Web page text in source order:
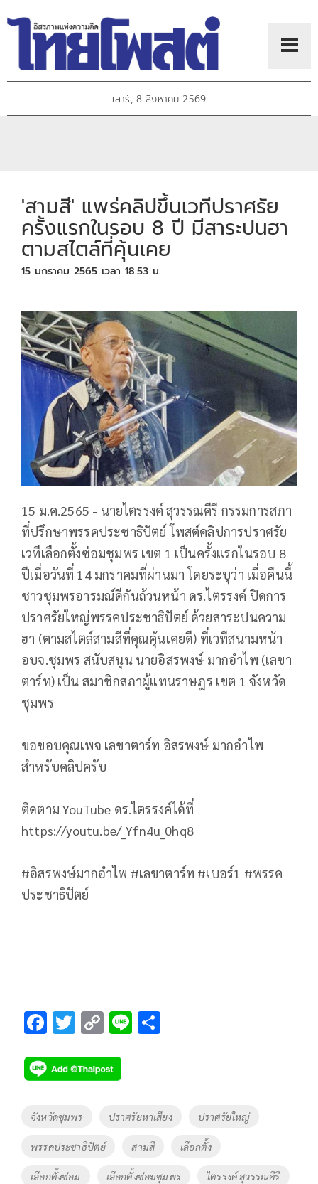
เสาร์, 8 สิงหาคม 2569
'สามสี' แพร่คลิปขึ้นเวทีปราศรัย
ครั้งแรกในรอบ 8 ปี มีสาระปนฮา
ตามสไตล์ที่คุ้นเคย
15 มกราคม 2565 เวลา 18:53 น.
15 ม.ค.2565 - นายไตรรงค์ สุวรรณคีรี กรรมการสภา
ที่ปรึกษาพรรคประชาธิปัตย์ โพสต์คลิปการปราศรัย
เวทีเลือกตั้งซ่อมชุมพร เขต 1 เป็นครั้งแรกในรอบ 8
ปีเมื่อวันที่ 14 มกราคมที่ผ่านมา โดยระบุว่า เมื่อคืนนี้
ชาวชุมพรอารมณ์ดีกันถ้วนหน้า ดร.ไตรรงค์ ปิดการ
ปราศรัยใหญ่พรรคประชาธิปัตย์ ด้วยสาระปนความ
ฮา (ตามสไตล์สามสีที่คุณคุ้นเคยดี) ที่เวทีสนามหน้า
อบจ.ชุมพร สนับสนุน นายอิสรพงษ์ มากอำไพ (เลขา
ตาร์ท) เป็น สมาชิกสภาผู้แทนราษฎร เขต 1 จังหวัด
ชุมพร
ขอขอบคุณเพจ เลขาตาร์ท อิสรพงษ์ มากอำไพ
สำหรับคลิปครับ
ติดตาม YouTube ดร.ไตรรงค์ได้ที่
https://youtu.be/_Yfn4u_0hq8
#อิสรพงษ์มากอำไพ #เลขาตาร์ท #เบอร์1 #พรรค
ประชาธิปัตย์
F
e
b
o
o
k
T
tt
er
C
p
y
Li
n
k
Li
Tags
จังหวัดชุมพร ปราศรัยหาเสียง ปราศรัยใหญ่
พรรคประชาธิปัตย์ สามสี เลือกตั้ง
เลือกตั้งซ่อม เลือกตั้งซ่อมชุมพร ไตรรงค์ สุวรรณคีรี